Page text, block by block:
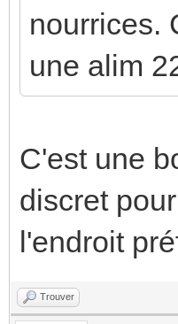
nourrices.
une alim
C'est une
discret
l'endroit
Trouver